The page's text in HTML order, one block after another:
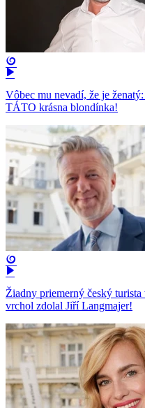
Vôbec mu nevadí, že je
TÁTO krásna blondínka!
Žiadny priemerný český
vrchol zdolal Jiří Langmajer!